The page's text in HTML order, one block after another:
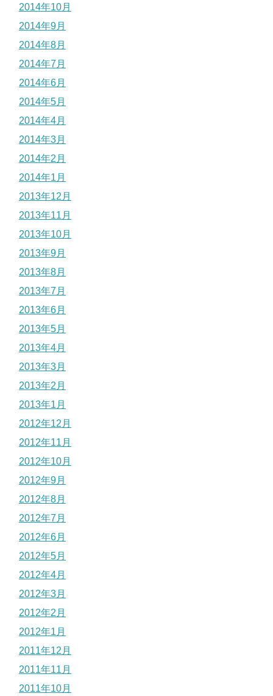
2014年10月
2014年9月
2014年8月
2014年7月
2014年6月
2014年5月
2014年4月
2014年3月
2014年2月
2014年1月
2013年12月
2013年11月
2013年10月
2013年9月
2013年8月
2013年7月
2013年6月
2013年5月
2013年4月
2013年3月
2013年2月
2013年1月
2012年12月
2012年11月
2012年10月
2012年9月
2012年8月
2012年7月
2012年6月
2012年5月
2012年4月
2012年3月
2012年2月
2012年1月
2011年12月
2011年11月
2011年10月